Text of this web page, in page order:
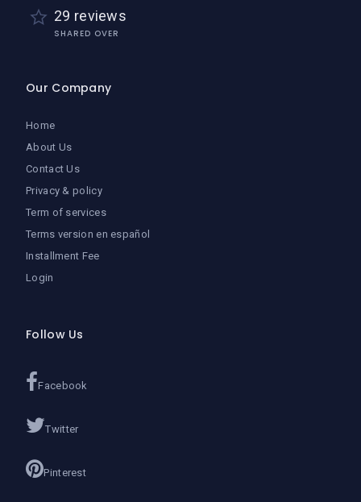
29 reviews
SHARED OVER
Our Company
Home
About Us
Contact Us
Privacy & policy
Term of services
Terms version en español
Installment Fee
Login
Follow Us
Facebook
Twitter
Pinterest